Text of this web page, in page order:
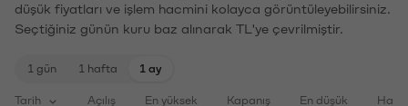
düşük fiyatları ve işlem hacmini kolayca görüntüleyebilirsiniz.
Seçtiğiniz günün kuru baz alınarak TL'ye çevrilmiştir.
1 gün 1 hafta 1 ay
Tarih Açılış En yüksek Kapanış En düşük